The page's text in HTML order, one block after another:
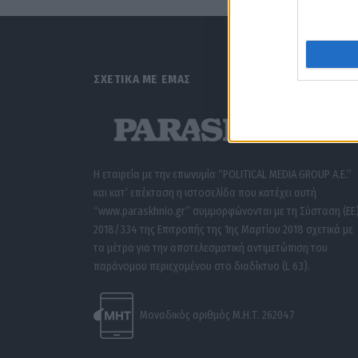
ΣΧΕΤΙΚΑ ΜΕ ΕΜΑΣ
Η εταιρεία με την επωνυμία “POLITICAL MEDIA GROUP A.E.”
και κατ’ επέκταση η ιστοσελίδα που κατέχει αυτή
“www.paraskhnio.gr” συμμορφώνονται με τη Σύσταση (ΕΕ)
2018/334 της Επιτροπής της 1ης Μαρτίου 2018 σχετικά με
τα μέτρα για την αποτελεσματική αντιμετώπιση του
παράνομου περιεχομένου στο διαδίκτυο (L 63).
Μοναδικός αριθμός Μ.Η.Τ. 262047